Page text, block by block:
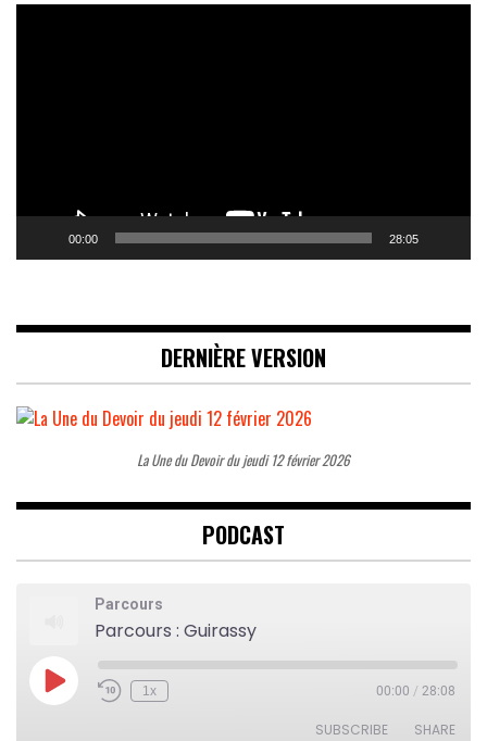
00:00 28:05
DERNIÈRE VERSION
La Une du Devoir du jeudi 12 février 2026
PODCAST
Parcours
Parcours : Guirassy
Play
Episode
Rewind
1x 00:00 / 28:08
SUBSCRIBE SHARE